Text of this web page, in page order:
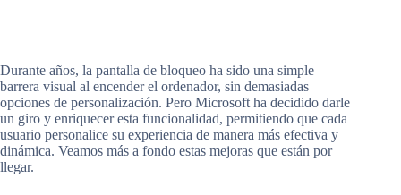
Durante años, la pantalla de bloqueo ha sido una simple
barrera visual al encender el ordenador, sin demasiadas
opciones de personalización. Pero Microsoft ha decidido darle
un giro y enriquecer esta funcionalidad, permitiendo que cada
usuario personalice su experiencia de manera más efectiva y
dinámica. Veamos más a fondo estas mejoras que están por
llegar.